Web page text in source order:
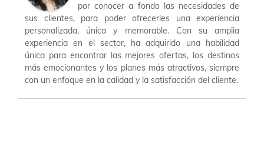
por conocer a fondo las necesidades de
sus clientes, para poder ofrecerles una experiencia
personalizada, única y memorable. Con su amplia
experiencia en el sector, ha adquirido una habilidad
única para encontrar las mejores ofertas, los destinos
más emocionantes y los planes más atractivos, siempre
con un enfoque en la calidad y la satisfacción del cliente.